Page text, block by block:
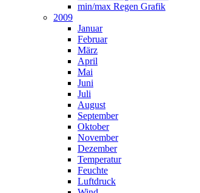
min/max Regen Grafik
2009
Januar
Februar
März
April
Mai
Juni
Juli
August
September
Oktober
November
Dezember
Temperatur
Feuchte
Luftdruck